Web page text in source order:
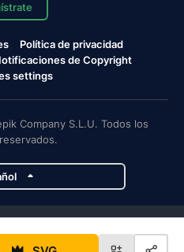
Política de privacidad
de Copyright
settings
Company S.L.U. Todos los